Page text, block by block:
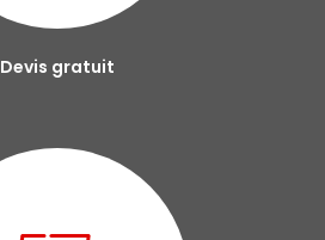
Devis gratuit